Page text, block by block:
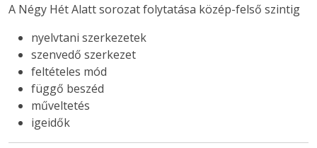
A Négy Hét Alatt sorozat folytatása közép-felső szintig
nyelvtani szerkezetek
szenvedő szerkezet
feltételes mód
függő beszéd
műveltetés
igeidők